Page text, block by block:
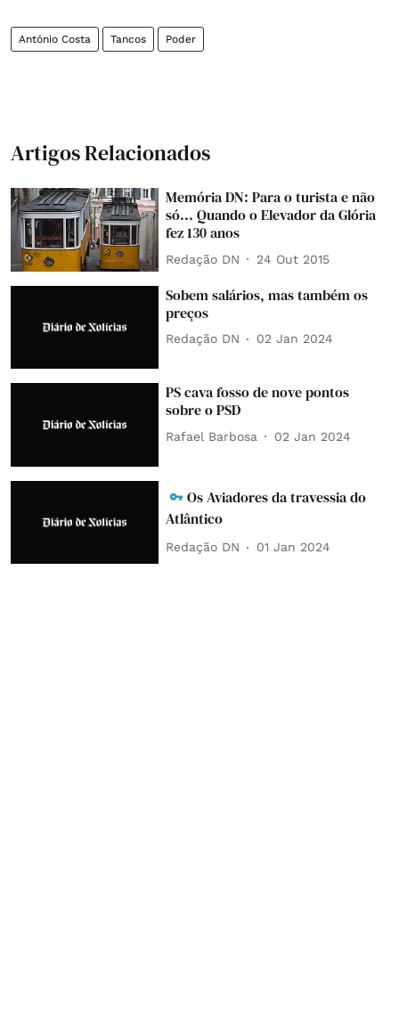
António Costa Tancos Poder
Artigos Relacionados
Memória DN: Para o turista e não
só... Quando o Elevador da Glória
fez 130 anos
Redação DN 24 Out 2015
Sobem salários, mas também os
preços
Redação DN 02 Jan 2024
PS cava fosso de nove pontos
sobre o PSD
Rafael Barbosa 02 Jan 2024
Os Aviadores da travessia do
Atlântico
Redação DN 01 Jan 2024